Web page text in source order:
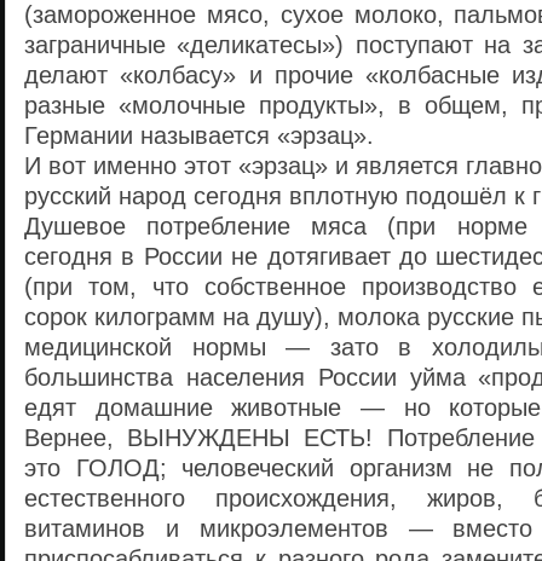
(замороженное мясо, сухое молоко,
заграничные «деликатесы») поступают на
делают «колбасу» и прочие «колбасные
разные «молочные продукты», в общем,
Германии называется «эрзац».
И вот именно этот «эрзац» и является
русский народ сегодня вплотную подошёл к
Душевое потребление мяса (при
сегодня в России не дотягивает до
(при том, что собственное
сорок килограмм на душу), молока русские
медицинской нормы — зато в
большинства населения России уйма
едят домашние животные — но
Вернее, ВЫНУЖДЕНЫ ЕСТЬ! Потребление
это ГОЛОД; человеческий организм не
естественного происхождения, жиров,
витаминов и микроэлементов —